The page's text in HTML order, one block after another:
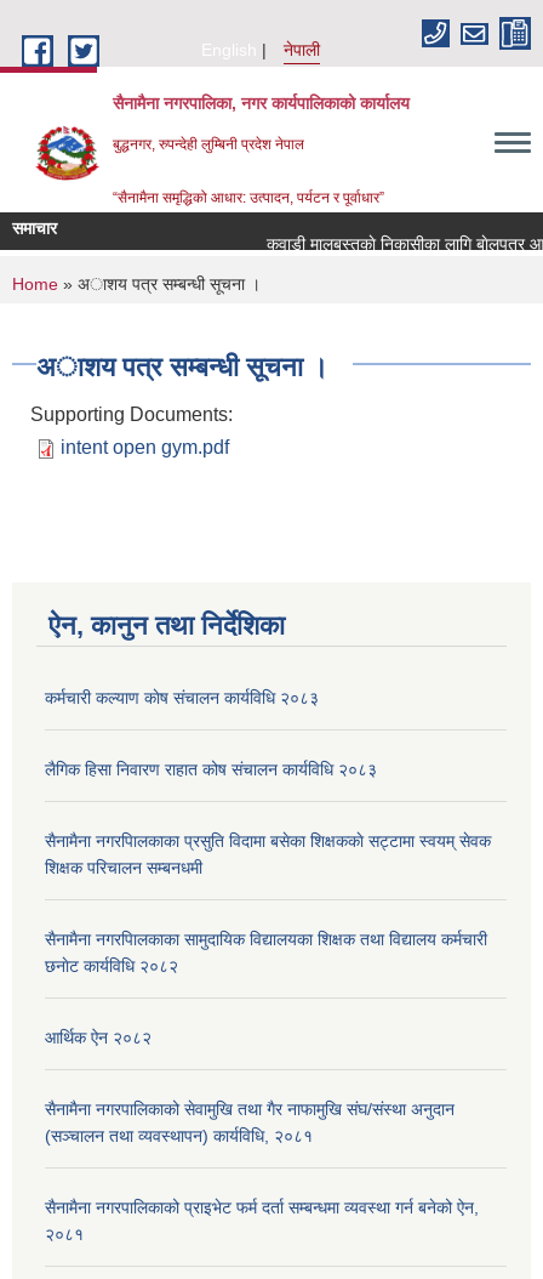
English
नेपाली
सैनामैना नगरपालिका, नगर कार्यपालिकाको कार्यालय
बुद्धनगर, रुपन्देही लुम्बिनी प्रदेश नेपाल
“सैनामैना समृद्धिको आधार: उत्पादन, पर्यटन र पूर्वाधार”
समाचार
कवाडी मालबस्तुकाे निकासीका लागि बाेलपत्र
You are here
Home » अाशय पत्र सम्बन्धी सूचना ।
अाशय पत्र सम्बन्धी सूचना ।
Supporting Documents:
intent open gym.pdf
ऐन, कानुन तथा निर्देशिका
कर्मचारी कल्याण काेष संचालन कार्यविधि २०८३
लैगिक हिसा निवारण राहात कोष संचालन कार्यविधि २०८३
सैनामैना नगरपािलकाका प्रसुति विदामा बसेका शिक्षककाे सट्टामा स्वयम् सेवक
शिक्षक परिचालन सम्बनधमी
सैनामैना नगरपािलकाका सामुदायिक विद्यालयका शिक्षक तथा विद्यालय कर्मचारी
छनाेट कार्यविधि २०८२
आर्थिक ऐन २०८२
सैनामैना नगरपालिकाको सेवामुखि तथा गैर नाफामुखि संघ/संस्था अनुदान
(सञ्चालन तथा व्यवस्थापन) कार्यविधि, २०८१
सैनामैना नगरपालिकाको प्राइभेट फर्म दर्ता सम्बन्धमा व्यवस्था गर्न बनेको ऐन,
२०८१